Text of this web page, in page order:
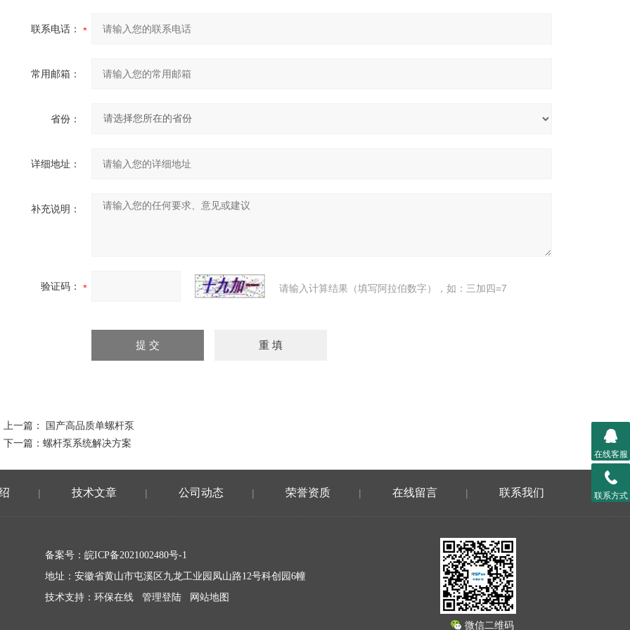
联系电话：
常用邮箱：
省份：
详细地址：
补充说明：
验证码： 请输入计算结果（填写阿拉伯数字），如：三加四=7
上一篇：
国产高品质单螺杆泵
下一篇： 螺杆泵系统解决方案
| 技术文章 | 公司动态 | 荣誉资质 | 在线留言 | 联系我们
备案号： 皖ICP备2021002480号-1
地址：安徽省黄山市屯溪区九龙工业园凤山路12号科创园6幢
技术支持： 环保在线 管理登陆 网站地图
微信二维码
在线客服
联系方式